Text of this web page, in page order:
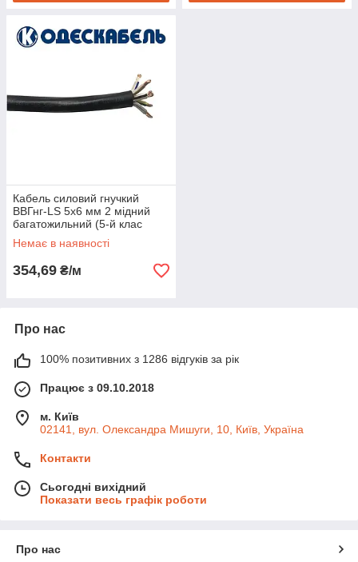
Кабель силовий гнучкий
ВВГнг-LS 5х6 мм 2 мідний
багатожильний (5-й клас
гнучкості), Одескабель
Немає в наявності
354,69 ₴/м
Про нас
100% позитивних з 1286 відгуків за рік
Працює з 09.10.2018
м. Київ
02141, вул. Олександра Мишуги, 10, Київ, Україна
Контакти
Сьогодні вихідний
Показати весь графік роботи
Про нас